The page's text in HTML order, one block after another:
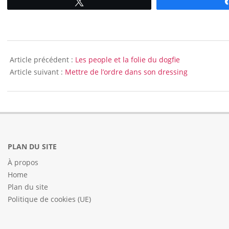
09-
13
Article précédent : Les people et la folie du dogfie
Article suivant : Mettre de l’ordre dans son dressing
PLAN DU SITE
À propos
Home
Plan du site
Politique de cookies (UE)